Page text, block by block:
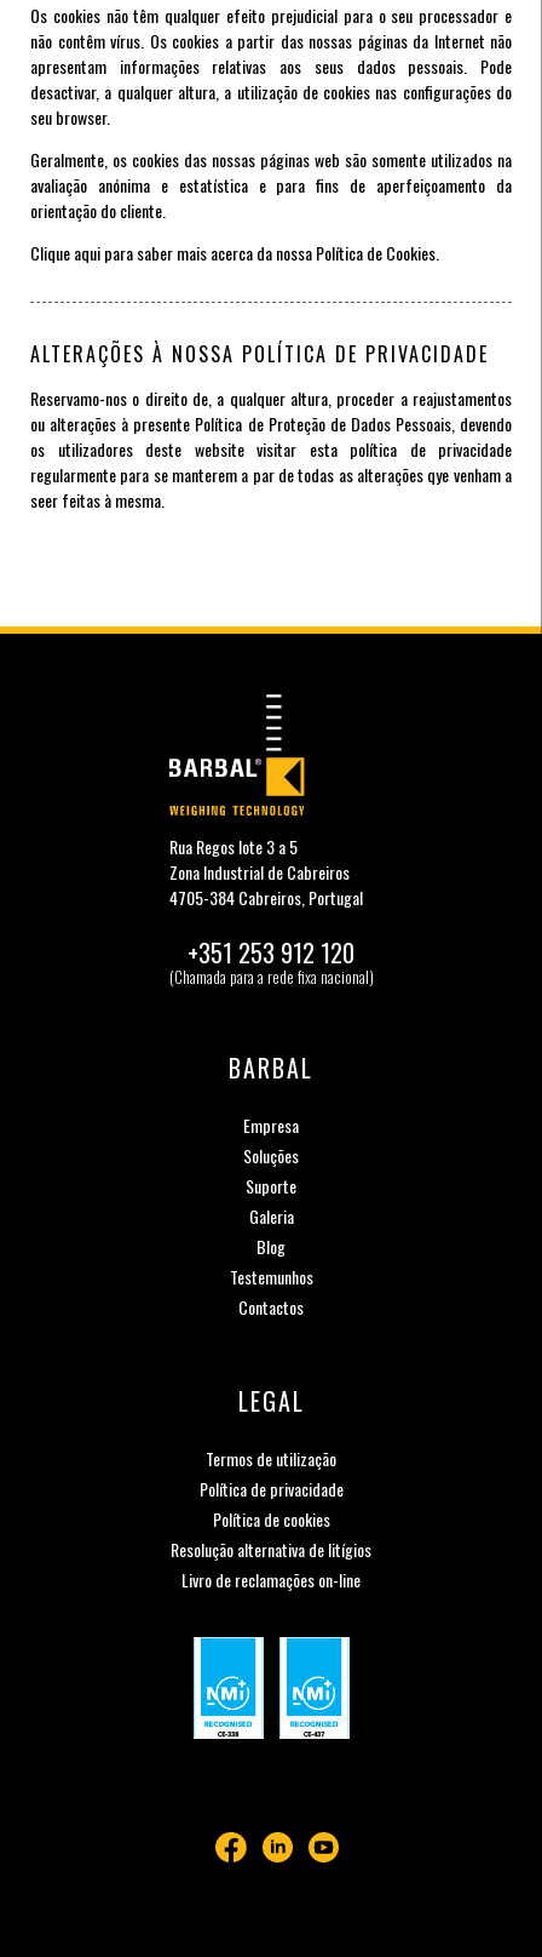
Os cookies não têm qualquer efeito prejudicial para o seu processador e
não contêm vírus. Os cookies a partir das nossas páginas da Internet não
apresentam informações relativas aos seus dados pessoais. Pode
desactivar, a qualquer altura, a utilização de cookies nas configurações do
seu browser.
Geralmente, os cookies das nossas páginas web são somente utilizados na
avaliação anónima e estatística e para fins de aperfeiçoamento da
orientação do cliente.
Clique aqui para saber mais acerca da nossa Política de Cookies.
ALTERAÇÕES À NOSSA POLÍTICA DE PRIVACIDADE
Reservamo-nos o direito de, a qualquer altura, proceder a reajustamentos
ou alterações à presente Política de Proteção de Dados Pessoais, devendo
os utilizadores deste website visitar esta política de privacidade
regularmente para se manterem a par de todas as alterações qye venham a
seer feitas à mesma.
Rua Regos lote 3 a 5
Zona Industrial de Cabreiros
4705-384 Cabreiros, Portugal
+351 253 912 120
(Chamada para a rede fixa nacional)
BARBAL
Empresa
Soluções
Suporte
Galeria
Blog
Testemunhos
Contactos
LEGAL
Termos de utilização
Política de privacidade
Política de cookies
Resolução alternativa de litígios
Livro de reclamações on-line